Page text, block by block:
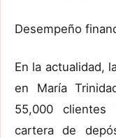
Desempeño
En la actualidad,
en María
55,000 clientes
cartera de